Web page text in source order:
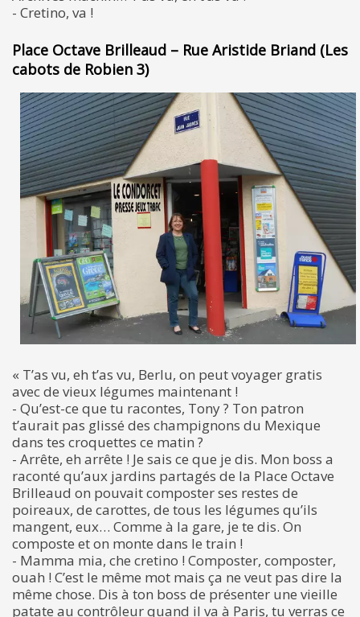
- Cretino, va !
Place Octave Brilleaud – Rue Aristide Briand (Les
cabots de Robien 3)
« T’as vu, eh t’as vu, Berlu, on peut voyager gratis
avec de vieux légumes maintenant !
- Qu’est-ce que tu racontes, Tony ? Ton patron
t’aurait pas glissé des champignons du Mexique
dans tes croquettes ce matin ?
- Arrête, eh arrête ! Je sais ce que je dis. Mon boss a
raconté qu’aux jardins partagés de la Place Octave
Brilleaud on pouvait composter ses restes de
poireaux, de carottes, de tous les légumes qu’ils
mangent, eux… Comme à la gare, je te dis. On
composte et on monte dans le train !
- Mamma mia, che cretino ! Composter, composter,
ouah ! C’est le même mot mais ça ne veut pas dire la
même chose. Dis à ton boss de présenter une vieille
patate au contrôleur quand il va à Paris, tu verras ce